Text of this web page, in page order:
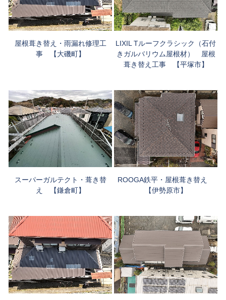
屋根葺き替え・雨漏れ修理工
事 【大磯町】
LIXIL Tルーフクラシック（石付
きガルバリウム屋根材） 屋根
葺き替え工事 【平塚市】
スーパーガルテクト・葺き替
え 【鎌倉町】
ROOGA鉄平・屋根葺き替え
【伊勢原市】